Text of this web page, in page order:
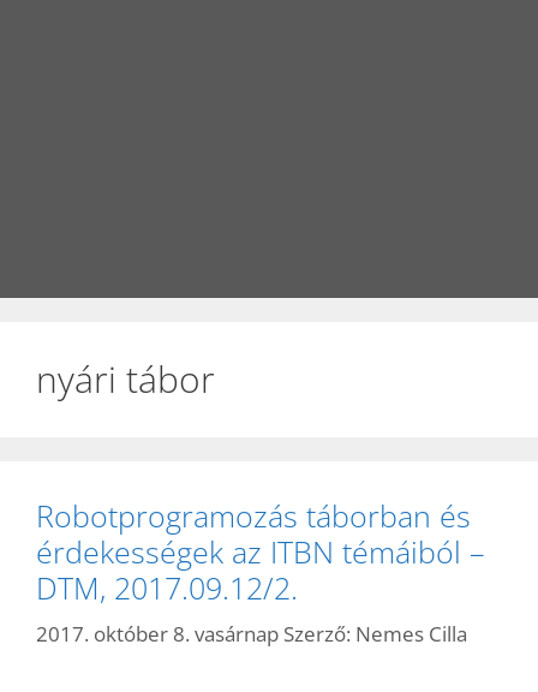
nyári tábor
Robotprogramozás táborban és
érdekességek az ITBN témáiból –
DTM, 2017.09.12/2.
2017. október 8. vasárnap Szerző: Nemes Cilla